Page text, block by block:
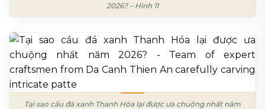
2026? – Hình 11
Tại sao cầu đá xanh Thanh Hóa lại được ưa chuộng nhất năm